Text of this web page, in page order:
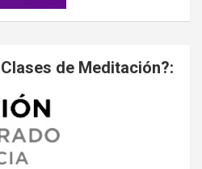
de Meditación?: